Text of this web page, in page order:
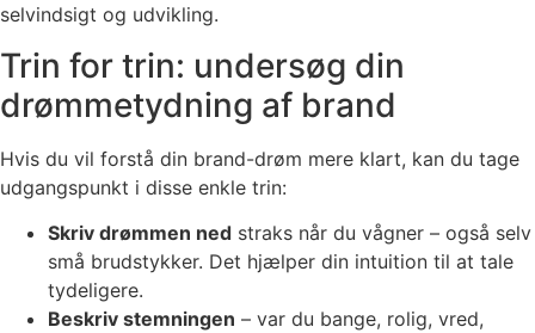
selvindsigt og udvikling.
Trin for trin: undersøg din
drømmetydning af brand
Hvis du vil forstå din brand-drøm mere klart, kan du tage
udgangspunkt i disse enkle trin:
Skriv drømmen ned straks når du vågner – også selv
små brudstykker. Det hjælper din intuition til at tale
tydeligere.
Beskriv stemningen – var du bange, rolig, vred,